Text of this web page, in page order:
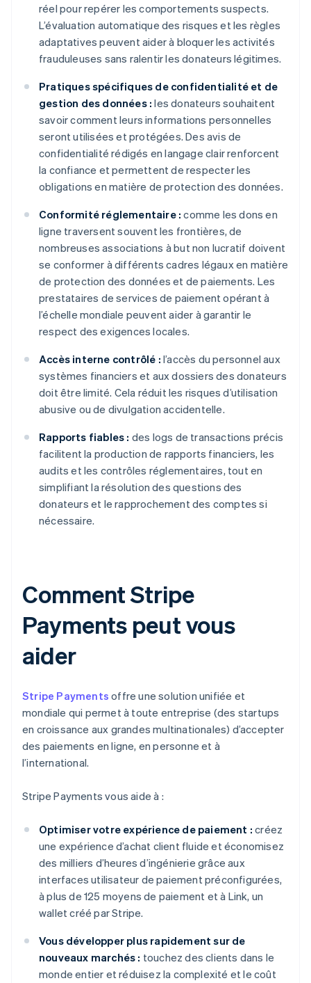
réel pour repérer les comportements suspects.
L’évaluation automatique des risques et les règles
adaptatives peuvent aider à bloquer les activités
frauduleuses sans ralentir les donateurs légitimes.
Pratiques spécifiques de confidentialité et de
gestion des données : les donateurs souhaitent
savoir comment leurs informations personnelles
seront utilisées et protégées. Des avis de
confidentialité rédigés en langage clair renforcent
la confiance et permettent de respecter les
obligations en matière de protection des données.
Conformité réglementaire : comme les dons en
ligne traversent souvent les frontières, de
nombreuses associations à but non lucratif doivent
se conformer à différents cadres légaux en matière
de protection des données et de paiements. Les
prestataires de services de paiement opérant à
l’échelle mondiale peuvent aider à garantir le
respect des exigences locales.
Accès interne contrôlé : l’accès du personnel aux
systèmes financiers et aux dossiers des donateurs
doit être limité. Cela réduit les risques d’utilisation
abusive ou de divulgation accidentelle.
Rapports fiables : des logs de transactions précis
facilitent la production de rapports financiers, les
audits et les contrôles réglementaires, tout en
simplifiant la résolution des questions des
donateurs et le rapprochement des comptes si
nécessaire.
Comment Stripe
Payments peut vous
aider
Stripe Payments offre une solution unifiée et
mondiale qui permet à toute entreprise (des startups
en croissance aux grandes multinationales) d’accepter
des paiements en ligne, en personne et à
l’international.
Stripe Payments vous aide à :
Optimiser votre expérience de paiement : créez
une expérience d’achat client fluide et économisez
des milliers d’heures d’ingénierie grâce aux
interfaces utilisateur de paiement préconfigurées,
à plus de 125 moyens de paiement et à Link, un
wallet créé par Stripe.
Vous développer plus rapidement sur de
nouveaux marchés : touchez des clients dans le
monde entier et réduisez la complexité et le coût